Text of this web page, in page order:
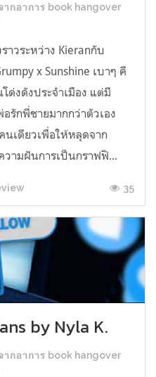
กอาการ book hangover
าวระหว่าง Kieranกับ
x Sunshine เบาๆ คี
ด่งดังประจำเมือง แต่มี
รักพี่ชายมากกว่าตัวเอง
นเดียวเพื่อให้หลุดจาก
ามฝันการเป็นกราฟฟิ...
35
by Nyla K.
กอาการ book hangover